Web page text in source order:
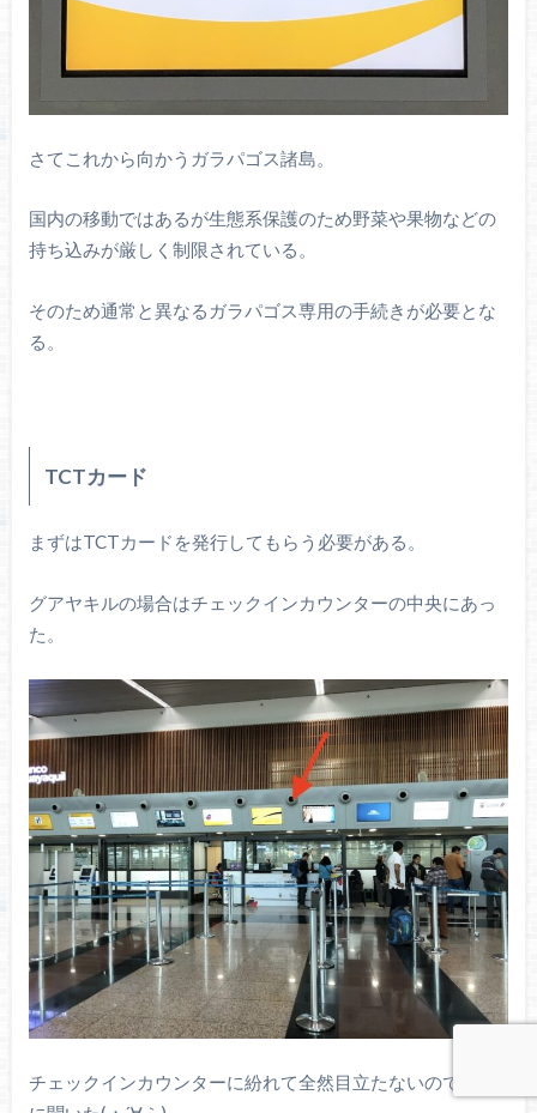
さてこれから向かうガラパゴス諸島。
国内の移動ではあるが生態系保護のため野菜や果物などの
持ち込みが厳しく制限されている。
そのため通常と異なるガラパゴス専用の手続きが必要とな
る。
TCTカード
まずはTCTカードを発行してもらう必要がある。
グアヤキルの場合はチェックインカウンターの中央にあっ
た。
チェックインカウンターに紛れて全然目立たないので職員